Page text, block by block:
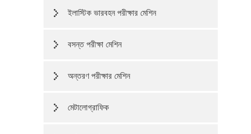
ইলাস্টিক ভারবহন পরীক্ষার মেশিন
বসন্ত পরীক্ষা মেশিন
অন্তরণ পরীক্ষার মেশিন
মেটালোগ্রাফিক